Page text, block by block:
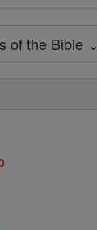
of the Bible ⌄